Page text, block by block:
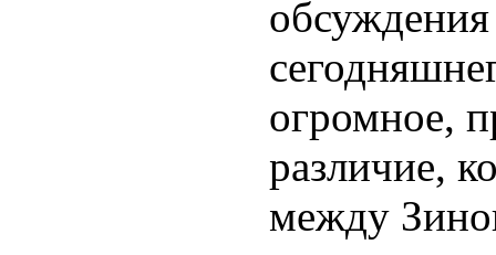
огромное,
различие,
между